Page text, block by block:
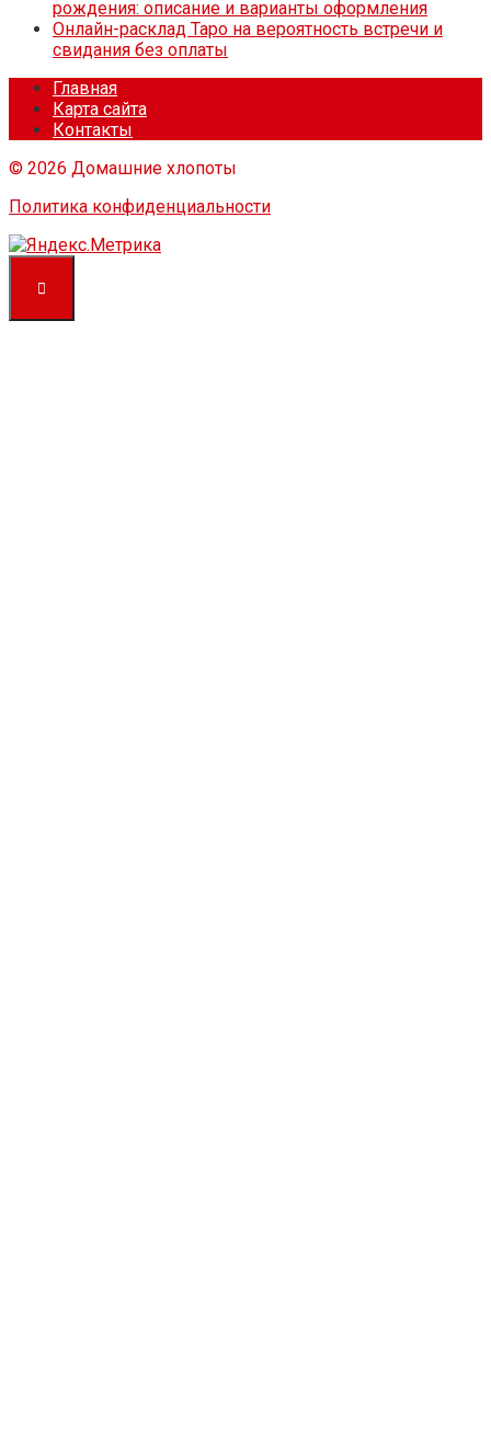
рождения: описание и варианты оформления
Онлайн-расклад Таро на вероятность встречи и
свидания без оплаты
Главная
Карта сайта
Контакты
© 2026 Домашние хлопоты
Политика конфиденциальности